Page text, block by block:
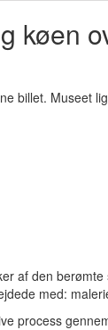
køen
billet. Museet
af den
med:
process